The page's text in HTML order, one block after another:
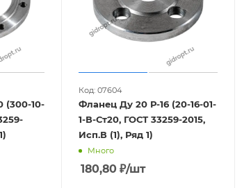
(300-10-
Код: 07604
Фланец Ду 20 Р-16 (20-16-01-
1-В-Ст20, ГОСТ 33259-2015,
Исп.В (1), Ряд 1)
Много
180,80 ₽/шт